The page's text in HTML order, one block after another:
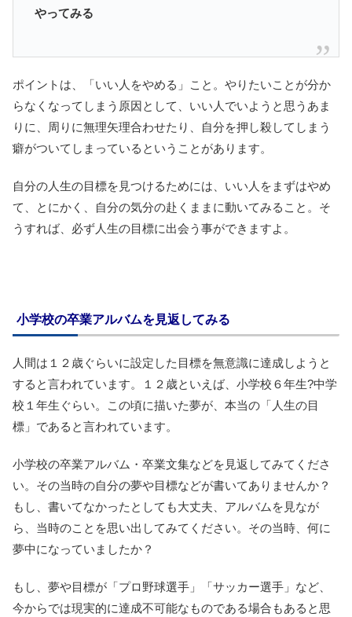
やってみる
ポイントは、「いい人をやめる」こと。やりたいことが分か
らなくなってしまう原因として、いい人でいようと思うあま
りに、周りに無理矢理合わせたり、自分を押し殺してしまう
癖がついてしまっているということがあります。
自分の人生の目標を見つけるためには、いい人をまずはやめ
て、とにかく、自分の気分の赴くままに動いてみること。そ
うすれば、必ず人生の目標に出会う事ができますよ。
小学校の卒業アルバムを見返してみる
人間は１２歳ぐらいに設定した目標を無意識に達成しようと
すると言われています。１２歳といえば、小学校６年生?中学
校１年生ぐらい。この頃に描いた夢が、本当の「人生の目
標」であると言われています。
小学校の卒業アルバム・卒業文集などを見返してみてくださ
い。その当時の自分の夢や目標などが書いてありませんか？
もし、書いてなかったとしても大丈夫、アルバムを見なが
ら、当時のことを思い出してみてください。その当時、何に
夢中になっていましたか？
もし、夢や目標が「プロ野球選手」「サッカー選手」など、
今からでは現実的に達成不可能なものである場合もあると思